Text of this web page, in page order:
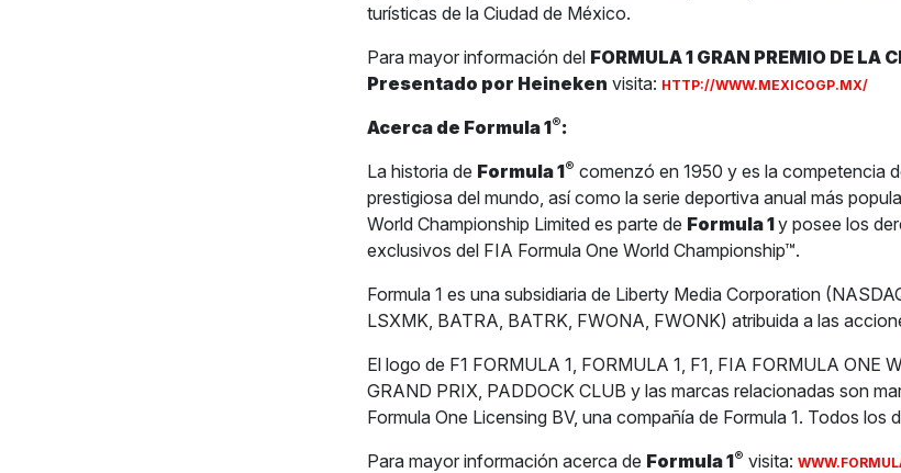
turísticas de la Ciudad de México.
Para mayor información del FORMULA 1 GRAN PREMIO DE LA
Presentado por Heineken visita: HTTP://WWW.MEXICOGP.MX/
Acerca de Formula 1®:
La historia de Formula 1® comenzó en 1950 y es la competencia
prestigiosa del mundo, así como la serie deportiva anual más
World Championship Limited es parte de Formula 1y posee los
exclusivos del FIA Formula One World Championship™.
Formula 1 es una subsidiaria de Liberty Media Corporation
LSXMK, BATRA, BATRK, FWONA, FWONK) atribuida a las
El logo de F1 FORMULA 1, FORMULA 1, F1, FIA FORMULA ONE
GRAND PRIX, PADDOCK CLUB y las marcas relacionadas son
Formula One Licensing BV, una compañía de Formula 1. Todos los
Para mayor información acerca de Formula 1® visita: